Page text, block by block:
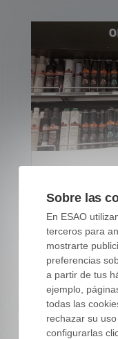
Cómo
para tu
05 MAY, 26|
Fuente:
Sobre las
En ESAO
terceros para
mostrarte
preferencias
a partir de tus
ejemplo,
todas las
rechazar su
configurarlas